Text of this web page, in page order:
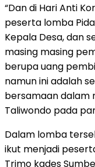
“Dan di Hari Anti
peserta lomba
Kepala Desa, dan
masing masing
berupa uang
namun ini adalah
bersamaan dalam
Taliwondo pada
Dalam lomba
ikut menjadi
Trimo kades